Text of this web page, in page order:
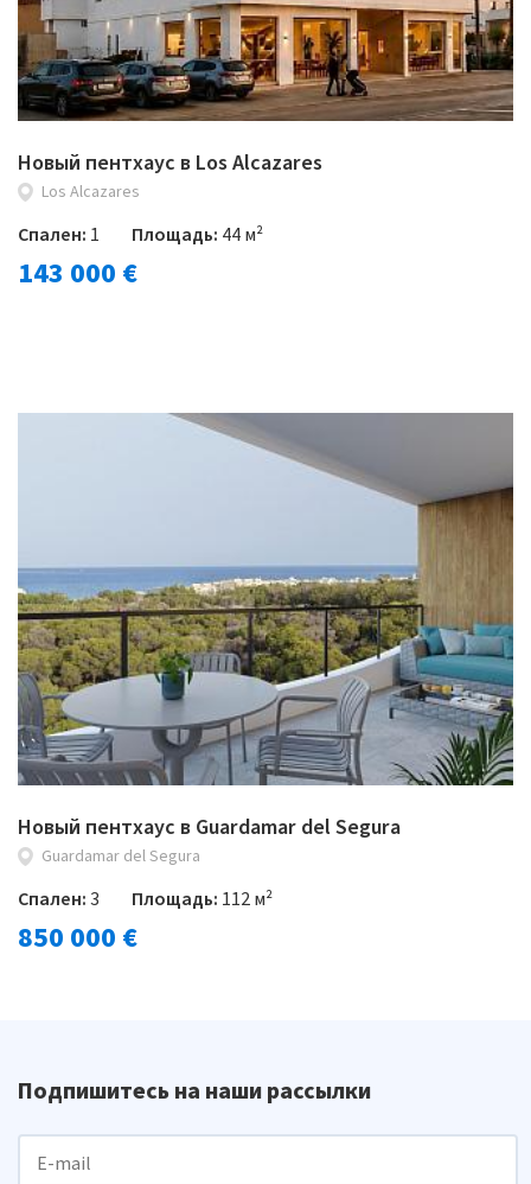
Новый пентхаус в Los Alcazares
Los Alcazares
Спален: 1 Площадь: 44 м²
143 000 €
Новый пентхаус в Guardamar del Segura
Guardamar del Segura
Спален:3 Площадь: 112 м²
850 000 €
Подпишитесь на наши рассылки